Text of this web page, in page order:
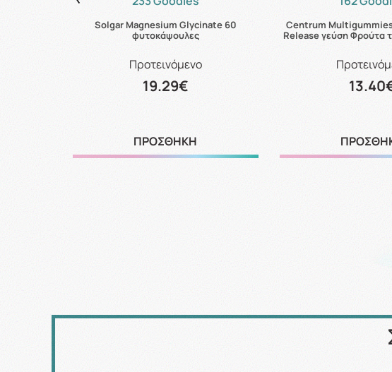
Solgar Magnesium Glycinate 60
φυτοκάψουλες
Προτεινόμενο
19.29€
ΠΡΟΣΘΗΚΗ
Centrum
Release γεύση Φρούτα